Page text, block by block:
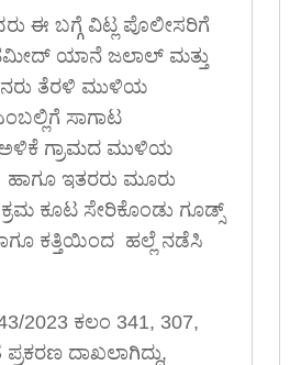
ಈ ಬಗ್ಗೆ ವಿಟ್ಲ ಪೊಲೀಸರಿಗೆ
ಹಮೀದ್ ಯಾನೆ ಜಲಾಲ್ ಮತ್ತು
ತೆರಳಿ ಮುಳಿಯ
ಸಾಗಾಟ
ಅಳಿಕೆ ಗ್ರಾಮದ ಮುಳಿಯ
ಇತರರು ಮೂರು
ಕೂಟ ಸೇರಿಕೊಂಡು ಗೂಡ್ಸ್
ಕತ್ತಿಯಿಂದ ಹಲ್ಲೆ ನಡೆಸಿ
2023 ಕಲಂ 341, 307,
ದಾಖಲಾಗಿದ್ದು,